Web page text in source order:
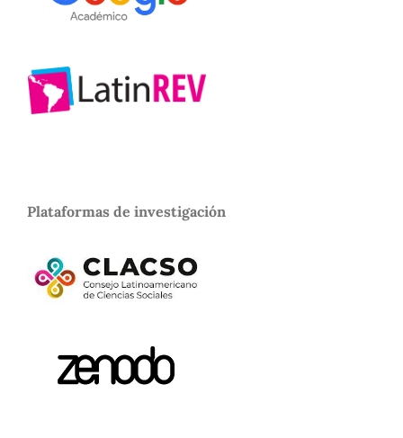
Plataformas de investigación